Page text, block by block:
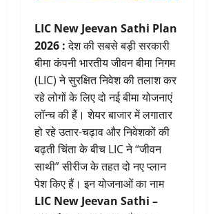
LIC New Jeevan Sathi Plan
2026 :देश की सबसे बड़ी सरकारी
बीमा कंपनी भारतीय जीवन बीमा निगम
(LIC) ने सुरक्षित निवेश की तलाश कर
रहे लोगों के लिए दो नई बीमा योजनाएं
लॉन्च की हैं। शेयर बाजार में लगातार
हो रहे उतार-चढ़ाव और निवेशकों की
बढ़ती चिंता के बीच LIC ने “जीवन
साथी” सीरीज के तहत दो नए प्लान
पेश किए हैं। इन योजनाओं का नाम
LIC New Jeevan Sathi –